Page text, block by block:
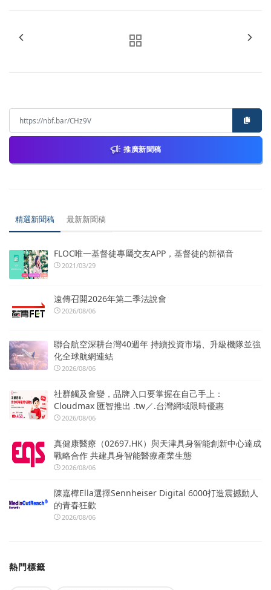
推廣新聞稿
精選新聞稿 最新新聞稿
FLOC唯一基督徒專屬交友APP，基督徒的新福音
2021/03/29
遠傳召開2026年第二季法說會
2026/08/06
聯合航空深耕台灣40週年 持續投資市場、升級機隊並強
化全球航網連結
2026/08/06
社群觸及會變，品牌入口要掌握在自己手上：
Cloudmax 匯智推出 .tw／.台灣網域限時優惠
2026/08/06
真健康醫療（02697.HK）與天津具身智能創新中心達成
戰略合作 共建具身智能醫療產業生態
2026/08/06
陳嘉樺Ella選擇Sennheiser Digital 6000打造震撼動人
的青春狂歡
2026/08/06
熱門標籤